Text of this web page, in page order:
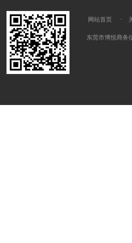
网站首页 ·
东莞市博悦商务